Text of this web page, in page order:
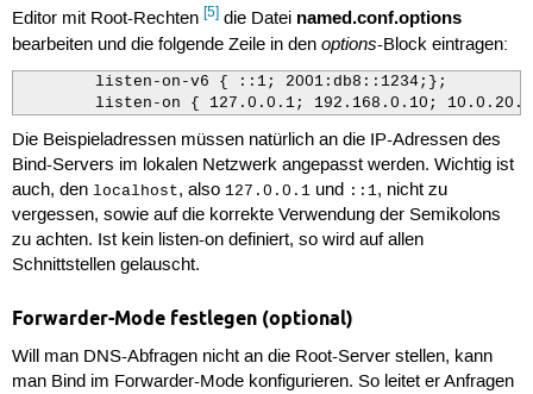
Editor mit Root-Rechten [5]die Datei named.conf.options
bearbeiten und die folgende Zeile in den options-Block eintragen:
        listen-on-v6 { ::1; 2001:db8::1234;};
listen-on { 127.0.0.1; 192.168.0.10;
Die Beispieladressen müssen natürlich an die IP-Adressen des
Bind-Servers im lokalen Netzwerk angepasst werden. Wichtig ist
auch, den localhost, also 127.0.0.1und ::1, nicht zu
vergessen, sowie auf die korrekte Verwendung der Semikolons
zu achten. Ist kein listen-on definiert, so wird auf allen
Schnittstellen gelauscht.
Forwarder-Mode festlegen (optional)
Will man DNS-Abfragen nicht an die Root-Server stellen, kann
man Bind im Forwarder-Mode konfigurieren. So leitet er Anfragen